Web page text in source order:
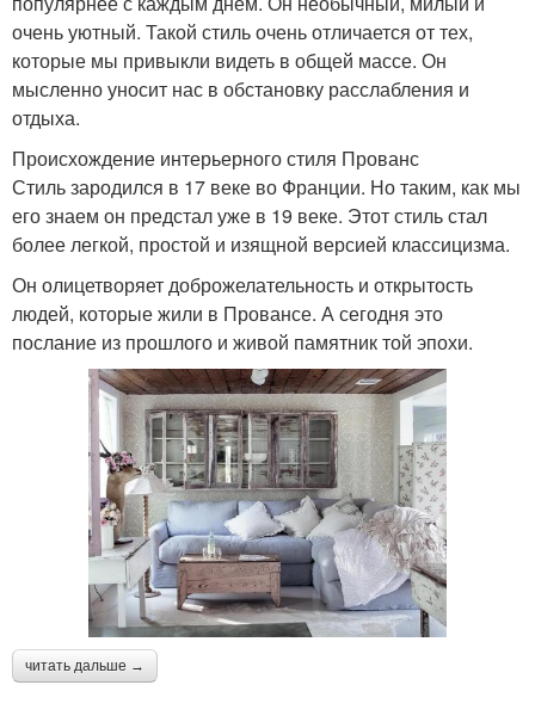
очень уютный. Такой стиль очень отличается от тех,
которые мы привыкли видеть в общей массе. Он
мысленно уносит нас в обстановку расслабления и
отдыха.
Происхождение интерьерного стиля Прованс
Стиль зародился в 17 веке во Франции. Но таким, как мы
его знаем он предстал уже в 19 веке. Этот стиль стал
более легкой, простой и изящной версией классицизма.
Он олицетворяет доброжелательность и открытость
людей, которые жили в Провансе. А сегодня это
послание из прошлого и живой памятник той эпохи.
читать дальше →